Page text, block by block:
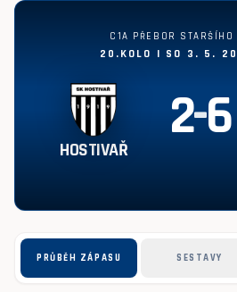
Hostivař - Sokol Stodůlky 2:6
C1A PŘEBOR STARŠÍHO
20.KOLO | SO 3. 5.
HOSTIVAŘ 2-6
PRŮBĚH ZÁPASU SESTAVY